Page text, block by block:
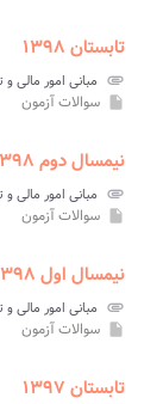
تابستان ۱۳۹۸
attachment
insert_drive_file سوالات آزمون
نیمسال دوم ۱۳۹۸-۱۳۹۷
attachment
insert_drive_file سوالات آزمون
نیمسال اول ۱۳۹۸-۱۳۹۷
attachment
insert_drive_file سوالات آزمون
تابستان ۱۳۹۷